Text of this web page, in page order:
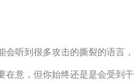
听到很多攻击的撕裂的语言
在意，但你始终还是是会受到